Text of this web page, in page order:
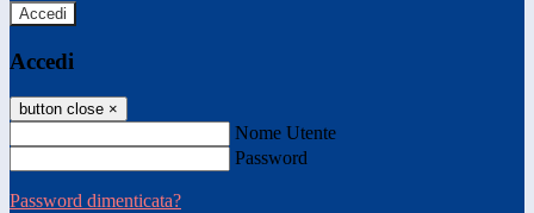
Accedi
Accedi
button close ×
Nome Utente
Password
Password dimenticata?